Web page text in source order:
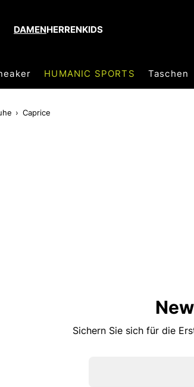
DAMENHERRENKIDS
HUMANIC SPORTS Taschen
Caprice
Sichern Sie sich für die